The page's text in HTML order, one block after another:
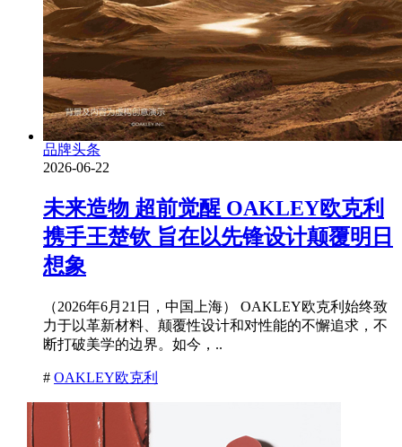
品牌头条
2026-06-22
未来造物 超前觉醒 OAKLEY欧克利
携手王楚钦 旨在以先锋设计颠覆明日
想象
（2026年6月21日，中国上海） OAKLEY欧克利始终致
力于以革新材料、颠覆性设计和对性能的不懈追求，不
断打破美学的边界。如今，..
# OAKLEY欧克利